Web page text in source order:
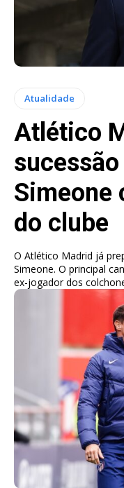
Atualidade
Atlético
Simeone
do clube
O Atlético Madrid já
Simeone. O principal
ex-jogador dos